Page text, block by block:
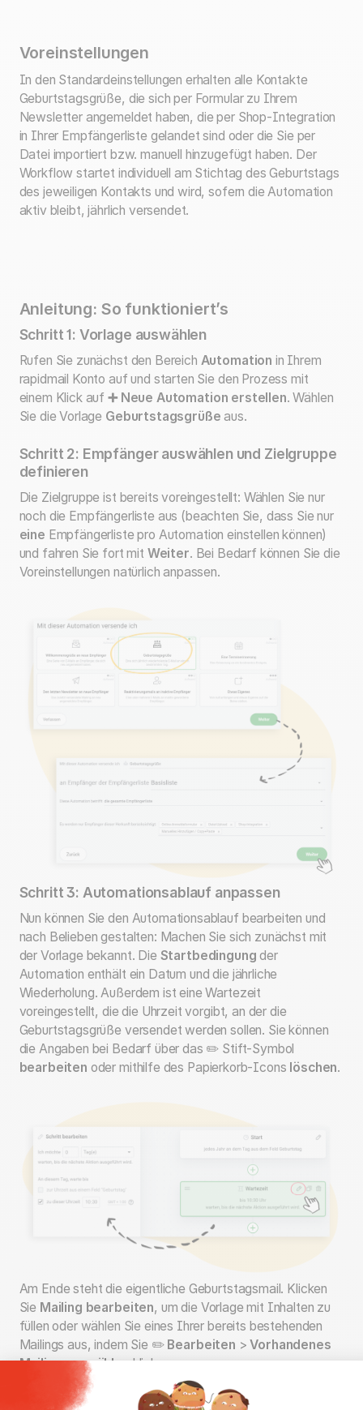
Voreinstellungen
In den Standardeinstellungen erhalten alle Kontakte
Geburtstagsgrüße, die sich per Formular zu Ihrem
Newsletter angemeldet haben, die per Shop-Integration
in Ihrer Empfängerliste gelandet sind oder die Sie per
Datei importiert bzw. manuell hinzugefügt haben. Der
Workflow startet individuell am Stichtag des Geburtstags
des jeweiligen Kontakts und wird, sofern die Automation
aktiv bleibt, jährlich versendet.
Anleitung: So funktioniert’s
Schritt 1: Vorlage auswählen
Rufen Sie zunächst den Bereich Automation in Ihrem
rapidmail Konto auf und starten Sie den Prozess mit
einem Klick auf➕ Neue Automation erstellen. Wählen
Sie die Vorlage Geburtstagsgrüße aus.
Schritt 2: Empfänger auswählen und Zielgruppe
definieren
Die Zielgruppe ist bereits voreingestellt: Wählen Sie nur
noch die Empfängerliste aus (beachten Sie, dass Sie nur
eine Empfängerliste pro Automation einstellen können)
und fahren Sie fort mit Weiter. Bei Bedarf können Sie die
Voreinstellungen natürlich anpassen.
Schritt 3: Automationsablauf anpassen
Nun können Sie den Automationsablauf bearbeiten und
nach Belieben gestalten: Machen Sie sich zunächst mit
der Vorlage bekannt. Die Startbedingung der
Automation enthält ein Datum und die jährliche
Wiederholung. Außerdem ist eine Wartezeit
voreingestellt, die die Uhrzeit vorgibt, an der die
Geburtstagsgrüße versendet werden sollen. Sie können
die Angaben bei Bedarf über das ✏️ Stift-Symbol
bearbeiten oder mithilfe des Papierkorb-Icons löschen.
Am Ende steht die eigentliche Geburtstagsmail. Klicken
Sie Mailing bearbeiten, um die Vorlage mit Inhalten zu
füllen oder wählen Sie eines Ihrer bereits bestehenden
Mailings aus, indem Sie ✏️ Bearbeiten >Vorhandenes
Mailing auswählenklicken.